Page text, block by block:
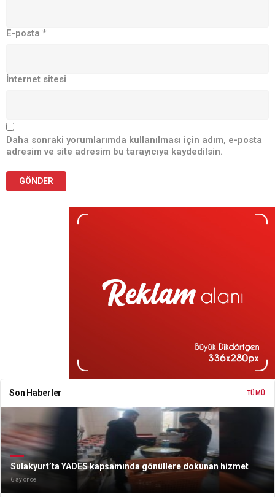
E-posta *
İnternet sitesi
Daha sonraki yorumlarımda kullanılması için adım, e-posta
adresim ve site adresim bu tarayıcıya kaydedilsin.
Son Haberler TÜMÜ
Sulakyurt’ta YADES kapsamında gönüllere dokunan hizmet
6 ay önce